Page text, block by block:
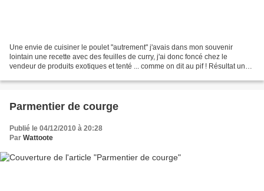
Une envie de cuisiner le poulet "autrement" j'avais dans mon souvenir
lointain une recette avec des feuilles de curry, j'ai donc foncé chez le
vendeur de produits exotiques et tenté ... comme on dit au pif ! Résultat un
Parmentier de courge
Publié le 04/12/2010 à 20:28
Par Wattoote